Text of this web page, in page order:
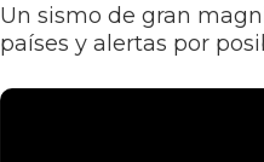
Un sismo de gran
países y alertas por